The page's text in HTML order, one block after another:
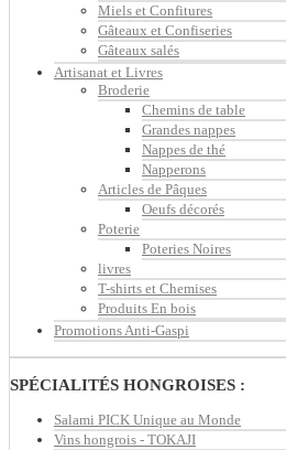
Miels et Confitures
Gâteaux et Confiseries
Gâteaux salés
Artisanat et Livres
Broderie
Chemins de table
Grandes nappes
Nappes de thé
Napperons
Articles de Pâques
Oeufs décorés
Poterie
Poteries Noires
livres
T-shirts et Chemises
Produits En bois
Promotions Anti-Gaspi
SPÉCIALITÉS HONGROISES :
Salami PICK Unique au Monde
Vins hongrois - TOKAJI